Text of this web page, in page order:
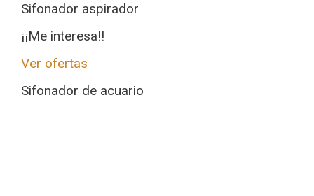
Sifonador aspirador
¡¡Me interesa!!
Ver ofertas
Sifonador de acuario